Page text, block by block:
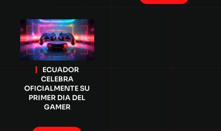
ECUADOR
CELEBRA
OFICIALMENTE SU
PRIMER DIA DEL
GAMER